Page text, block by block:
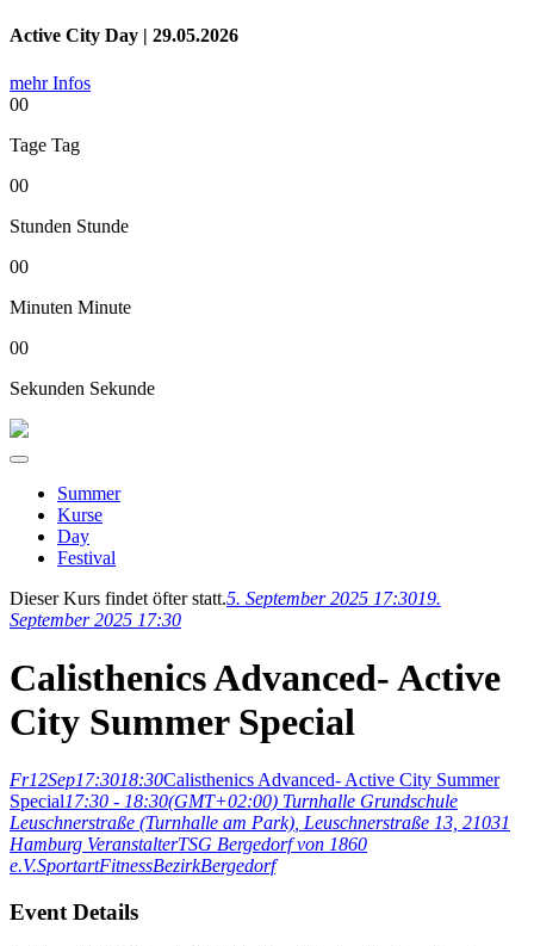
Active City Day | 29.05.2026
mehr Infos
00
Tage Tag
00
Stunden Stunde
00
Minuten Minute
00
Sekunden Sekunde
Summer
Kurse
Day
Festival
Dieser Kurs findet öfter statt.5. September 2025 17:3019.
September 2025 17:30
Calisthenics Advanced- Active
City Summer Special
Fr12Sep17:3018:30Calisthenics Advanced- Active City Summer
Special17:30 - 18:30(GMT+02:00) Turnhalle Grundschule
Leuschnerstraße (Turnhalle am Park), Leuschnerstraße 13, 21031
Hamburg VeranstalterTSG Bergedorf von 1860
e.V.SportartFitnessBezirkBergedorf
Event Details